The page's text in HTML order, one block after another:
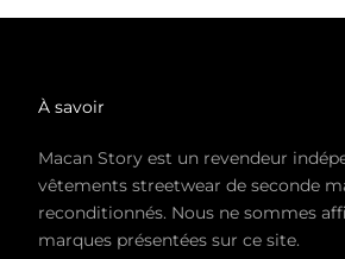
À savoir
Macan Story est un revendeur
vêtements streetwear de seconde
reconditionnés. Nous ne sommes
marques présentées sur ce site.